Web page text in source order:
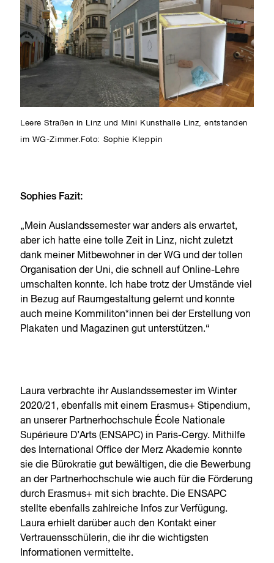
Leere Straßen in Linz und Mini Kunsthalle Linz, entstanden
im WG-Zimmer.Foto: Sophie Kleppin
Sophies Fazit:
„Mein Auslandssemester war anders als erwartet,
aber ich hatte eine tolle Zeit in Linz, nicht zuletzt
dank meiner Mitbewohner in der WG und der tollen
Organisation der Uni, die schnell auf Online-Lehre
umschalten konnte. Ich habe trotz der Umstände viel
in Bezug auf Raumgestaltung gelernt und konnte
auch meine Kommiliton*innen bei der Erstellung von
Plakaten und Magazinen gut unterstützen.“
Laura verbrachte ihr Auslandssemester im Winter
2020/21, ebenfalls mit einem Erasmus+ Stipendium,
an unserer Partnerhochschule École Nationale
Supérieure D’Arts (ENSAPC) in Paris-Cergy. Mithilfe
des International Office der Merz Akademie konnte
sie die Bürokratie gut bewältigen, die die Bewerbung
an der Partnerhochschule wie auch für die Förderung
durch Erasmus+ mit sich brachte. Die ENSAPC
stellte ebenfalls zahlreiche Infos zur Verfügung.
Laura erhielt darüber auch den Kontakt einer
Vertrauensschülerin, die ihr die wichtigsten
Informationen vermittelte.